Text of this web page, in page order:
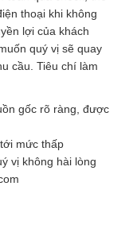
thoại khi không
lợi của khách
quý vị sẽ quay
cầu. Tiêu chí làm
gốc rõ ràng, được
mức thấp
vị không hài lòng